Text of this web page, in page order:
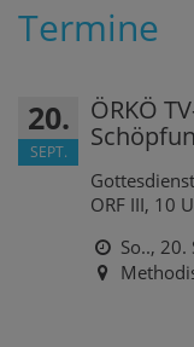
Termine
20.
SEPT.
ÖRKÖ
ORF III, 10
So..,